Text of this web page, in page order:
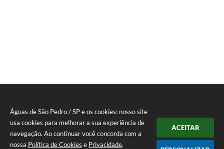
Águas de São Pedro / SP e os cookies: nosso site
usa cookies para melhorar a sua experiência de
navegação. Ao continuar você concorda com a
nossa Política de Cookies e Privacidade.
ACEITAR